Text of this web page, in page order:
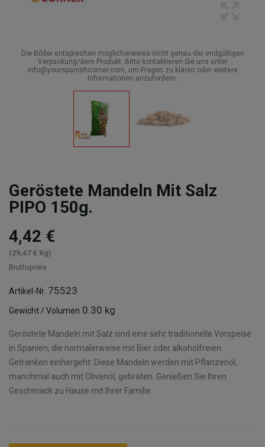
Die Bilder entsprechen möglicherweise nicht genau der endgültigen
Verpackung/dem Produkt. Bitte kontaktieren Sie uns unter
info@yourspanishcorner.com, um Fragen zu klären oder weitere
Informationen anzufordern.
Geröstete Mandeln Mit Salz
PIPO 150g.
4,42 €
(29,47 € Kg)
Bruttopreis
Artikel-Nr. 75523
Gewicht / Volumen 0.30 kg
Geröstete Mandeln mit Salz sind eine sehr traditionelle Vorspeise
in Spanien, die normalerweise mit Bier oder alkoholfreien
Getränken einhergeht. Diese Mandeln werden mit Pflanzenöl,
manchmal auch mit Olivenöl, gebraten. Genießen Sie Ihren
Geschmack zu Hause mit Ihrer Familie.